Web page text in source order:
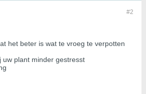
#2
het beter is wat te vroeg te verpotten
uw plant minder gestresst